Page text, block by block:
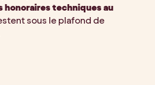
honoraires techniques au